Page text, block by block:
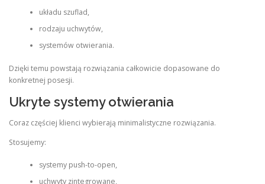
układu szuflad,
rodzaju uchwytów,
systemów otwierania.
Dzięki temu powstają rozwiązania całkowicie dopasowane do
konkretnej posesji.
Ukryte systemy otwierania
Coraz częściej klienci wybierają minimalistyczne rozwiązania.
Stosujemy:
systemy push-to-open,
uchwyty zintegrowane,